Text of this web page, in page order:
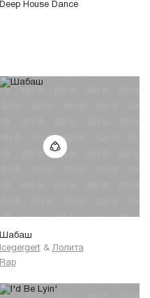
Deep House Dance
Шабаш
Icegergert & Лолита
Rap